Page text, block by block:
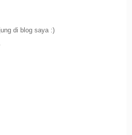
di blog saya :)